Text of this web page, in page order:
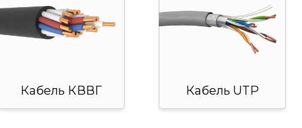
Кабель КВВГ Кабель UTP